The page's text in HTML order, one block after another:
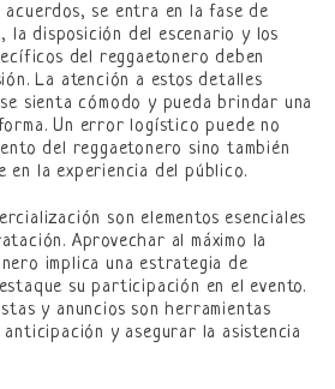
acuerdos, se entra en la fase de
disposición del escenario y los
del reggaetonero deben
La atención a estos detalles
sienta cómodo y pueda brindar una
Un error logístico puede no
del reggaetonero sino también
en la experiencia del público.
son elementos esenciales
Aprovechar al máximo la
implica una estrategia de
su participación en el evento.
y anuncios son herramientas
y asegurar la asistencia